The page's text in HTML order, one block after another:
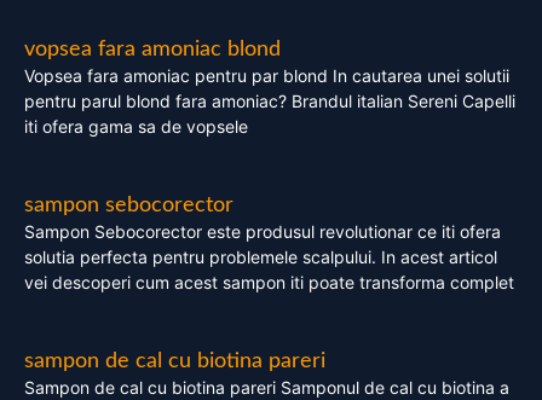
vopsea fara amoniac blond
Vopsea fara amoniac pentru par blond In cautarea unei solutii
pentru parul blond fara amoniac? Brandul italian Sereni Capelli
iti ofera gama sa de vopsele
sampon sebocorector
Sampon Sebocorector este produsul revolutionar ce iti ofera
solutia perfecta pentru problemele scalpului. In acest articol
vei descoperi cum acest sampon iti poate transforma complet
sampon de cal cu biotina pareri
Sampon de cal cu biotina pareri Samponul de cal cu biotina a